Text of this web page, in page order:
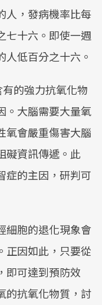
人，發病機率比每
七十六。即使一週
人低百分之十六。
的強力抗氧化物
。大腦需要大量氧
氧會嚴重傷害大腦
礙資訊傳遞。此
症的主因，研判可
細胞的退化現象會
正因如此，只要從
即可達到預防效
的抗氧化物質，討